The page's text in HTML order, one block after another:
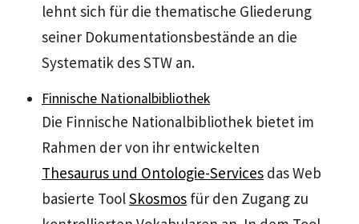
lehnt sich für die thematische Gliederung
seiner Dokumentationsbestände an die
Systematik des STW an.
Finnische Nationalbibliothek
Die Finnische Nationalbibliothek bietet im
Rahmen der von ihr entwickelten
Thesaurus und Ontologie-Services das Web
basierte ToolSkosmos für den Zugang zu